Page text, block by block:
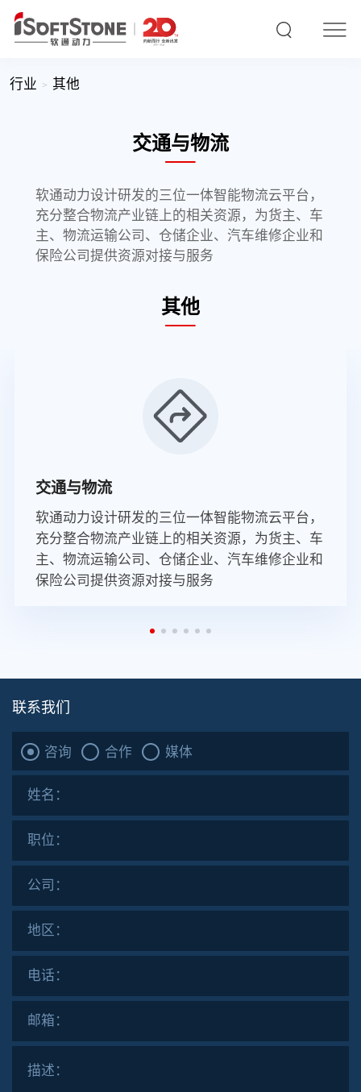
行业 其他
交通与物流
软通动力设计研发的三位一体智能物流云平台，
充分整合物流产业链上的相关资源，为货主、车
主、物流运输公司、仓储企业、汽车维修企业和
保险公司提供资源对接与服务
其他
交通与物流
软通动力设计研发的三位一体智能物流云平台，
充分整合物流产业链上的相关资源，为货主、车
主、物流运输公司、仓储企业、汽车维修企业和
保险公司提供资源对接与服务
联系我们
咨询 合作 媒体
姓名：
职位：
公司：
地区：
电话：
邮箱：
描述：